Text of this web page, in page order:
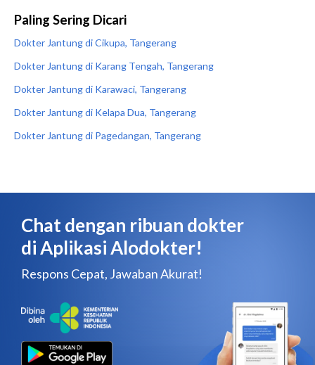
Paling Sering Dicari
Dokter Jantung di Cikupa, Tangerang
Dokter Jantung di Karang Tengah, Tangerang
Dokter Jantung di Karawaci, Tangerang
Dokter Jantung di Kelapa Dua, Tangerang
Dokter Jantung di Pagedangan, Tangerang